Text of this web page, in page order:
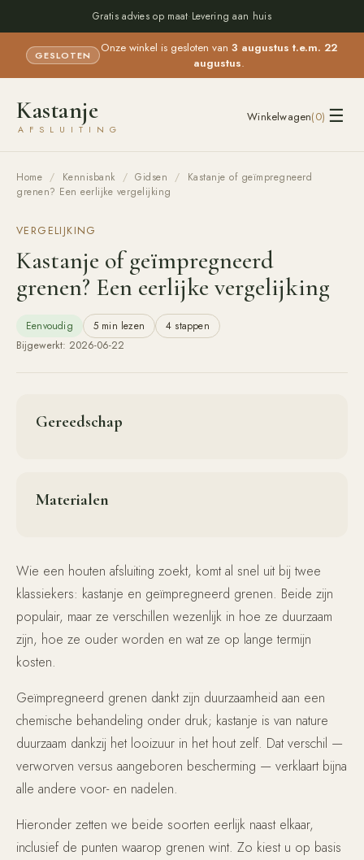
Gratis advies op maat· Levering aan huis
GESLOTEN Onze winkel is gesloten van 3 augustus t.e.m. 22
augustus.
☰
Kastanje
AFSLUITING
Winkelwagen(0)
Home / Kennisbank / Gidsen /
Kastanje of geïmpregneerd
grenen? Een eerlijke vergelijking
VERGELIJKING
Kastanje of geïmpregneerd
grenen? Een eerlijke vergelijking
Eenvoudig 5 min lezen 4 stappen
Bijgewerkt: 2026-06-22
Gereedschap
Materialen
Wie een houten afsluiting zoekt, komt al snel uit bij twee
klassiekers: kastanje en geïmpregneerd grenen. Beide zijn
populair, maar ze verschillen wezenlijk in hoe ze duurzaam
zijn, hoe ze ouder worden en wat ze op lange termijn
kosten.
Geïmpregneerd grenen dankt zijn duurzaamheid aan een
chemische behandeling onder druk; kastanje is van nature
duurzaam dankzij het looizuur in het hout zelf. Dat verschil —
verworven versus aangeboren bescherming — verklaart bijna
alle andere voor- en nadelen.
Hieronder zetten we beide soorten eerlijk naast elkaar,
inclusief de punten waarop grenen wint. Zo kiest u op basis